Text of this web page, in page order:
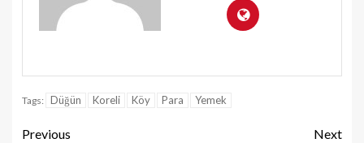
Tags: Düğün Koreli Köy Para Yemek
Previous
Next